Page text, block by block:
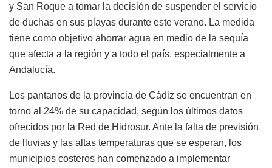
y San Roque a tomar la decisión de suspender el servicio
de duchas en sus playas durante este verano. La medida
tiene como objetivo ahorrar agua en medio de la sequía
que afecta a la región y a todo el país, especialmente a
Andalucía.
Los pantanos de la provincia de Cádiz se encuentran en
torno al 24% de su capacidad, según los últimos datos
ofrecidos por la Red de Hidrosur. Ante la falta de previsión
de lluvias y las altas temperaturas que se esperan, los
municipios costeros han comenzado a implementar